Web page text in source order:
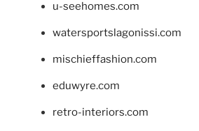
u-seehomes.com
watersportslagonissi.com
mischieffashion.com
eduwyre.com
retro-interiors.com